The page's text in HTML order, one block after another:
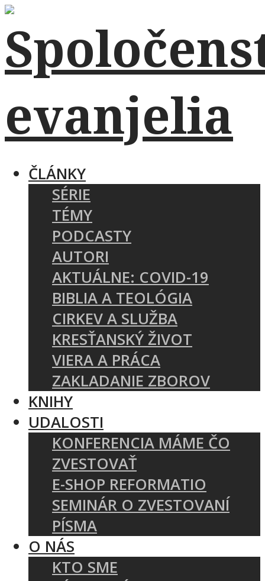
ČLÁNKY
SÉRIE
TÉMY
PODCASTY
AUTORI
AKTUÁLNE: COVID-19
BIBLIA A TEOLÓGIA
CIRKEV A SLUŽBA
KRESŤANSKÝ ŽIVOT
VIERA A PRÁCA
ZAKLADANIE ZBOROV
KNIHY
UDALOSTI
KONFERENCIA MÁME ČO
ZVESTOVAŤ
E-SHOP REFORMATIO
SEMINÁR O ZVESTOVANÍ
PÍSMA
O NÁS
KTO SME